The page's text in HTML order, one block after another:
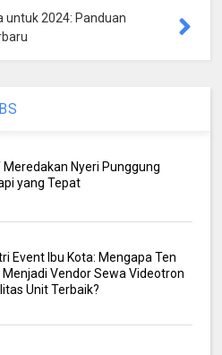
untuk 2024: Panduan
Nyeri Punggung
yang Tepat
Event Ibu Kota: Mengapa Ten
Vendor Sewa Videotron
Unit Terbaik?